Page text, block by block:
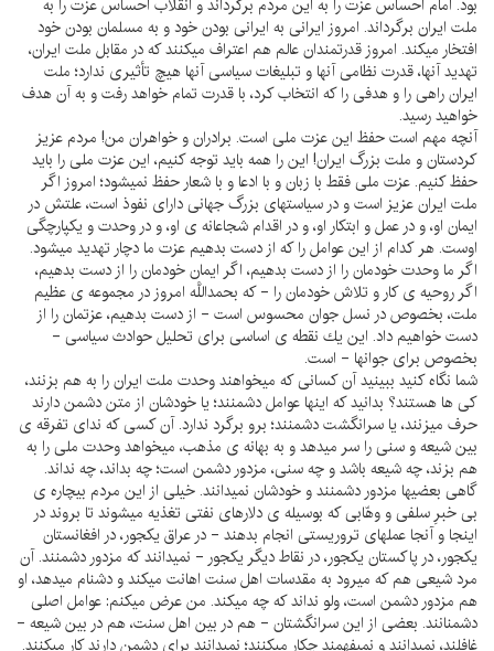
بود. امام احساس عزت را به اين مردم برگرداند و انقلاب احساس عزت را به
ملت ايران برگرداند. امروز ايرانى به ايرانى بودن خود و به مسلمان بودن خود
افتخار ميكند. امروز قدرتمندان عالم هم اعتراف ميكنند كه در مقابل ملت ايران،
تهديد آنها، قدرت نظامى آنها و تبليغات سياسى آنها هيچ تأثيرى ندارد؛ ملت
ايران راهى را و هدفى را كه انتخاب كرد، با قدرت تمام خواهد رفت و به آن هدف
خواهيد رسيد.
آنچه مهم است حفظ اين عزت ملى است. برادران و خواهران من! مردم عزيز
كردستان و ملت بزرگ ايران! اين را همه بايد توجه كنيم، اين عزت ملى را بايد
حفظ كنيم. عزت ملى فقط با زبان و با ادعا و با شعار حفظ نميشود؛ امروز اگر
ملت ايران عزيز است و در سياستهاى بزرگ جهانى داراى نفوذ است، علتش در
ايمان او، و در عمل و ابتكار او، و در اقدام شجاعانه ى او، و در وحدت و يكپارچگى
اوست. هر كدام از اين عوامل را كه از دست بدهيم عزت ما دچار تهديد ميشود.
اگر ما وحدت خودمان را از دست بدهيم، اگر ايمان خودمان را از دست بدهيم،
اگر روحيه ى كار و تلاش خودمان را - كه بحمداللَّه امروز در مجموعه ى عظيم
ملت، بخصوص در نسل جوان محسوس است - از دست بدهيم، عزتمان را از
دست خواهيم داد. اين يك نقطه ى اساسى براى تحليل حوادث سياسى -
بخصوص براى جوانها - است.
شما نگاه كنيد ببينيد آن كسانى كه ميخواهند وحدت ملت ايران را به هم بزنند،
كى ها هستند؟ بدانيد كه اينها عوامل دشمنند؛ يا خودشان از متن دشمن دارند
حرف ميزنند، يا سرانگشت دشمنند؛ برو برگرد ندارد. آن كسى كه نداى تفرقه ى
بين شيعه و سنى را سر ميدهد و به بهانه ى مذهب، ميخواهد وحدت ملى را به
هم بزند، چه شيعه باشد و چه سنى، مزدور دشمن است؛ چه بداند، چه نداند.
گاهى بعضيها مزدور دشمنند و خودشان نميدانند. خيلى از اين مردم بيچاره ى
بى خبرِ سلفى و وهّابى كه بوسيله ى دلارهاى نفتى تغذيه ميشوند تا بروند در
اينجا و آنجا عملهاى تروريستى انجام بدهند - در عراق يكجور، در افغانستان
يكجور، در پاكستان يكجور، در نقاط ديگر يكجور - نميدانند كه مزدور دشمنند. آن
مرد شيعى هم كه ميرود به مقدسات اهل سنت اهانت ميكند و دشنام ميدهد، او
هم مزدور دشمن است، ولو نداند كه چه ميكند. من عرض ميكنم: عوامل اصلى
دشمنانند. بعضى از اين سرانگشتان - هم در بين اهل سنت، هم در بين شيعه -
غافلند، نميدانند و نميفهمند چكار ميكنند؛ نميدانند براى دشمن دارند كار ميكنند.